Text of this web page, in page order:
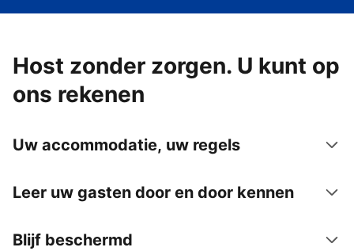
Host zonder zorgen. U kunt op
ons rekenen
Uw accommodatie, uw regels
Leer uw gasten door en door kennen
Blijf beschermd